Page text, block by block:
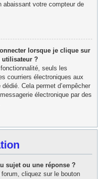
abaissant votre compteur de
lorsque je clique sur
utilisateur ?
seuls les
courriers électroniques aux
Cela permet d’empêcher
électronique par des
sujet ou une réponse ?
cliquez sur le bouton